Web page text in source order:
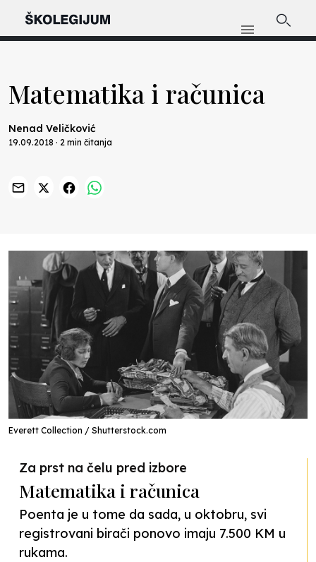
Matematika i računica
Nenad Veličković
19.09.2018 · 2 min čitanja
Everett Collection / Shutterstock.com
Za prst na čelu pred izbore
Matematika i računica
Poenta je u tome da sada, u oktobru, svi
registrovani birači ponovo imaju 7.500 KM u
rukama.